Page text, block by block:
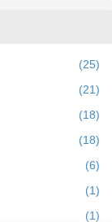
(25)
(21)
(18)
(18)
(6)
(1)
(1)